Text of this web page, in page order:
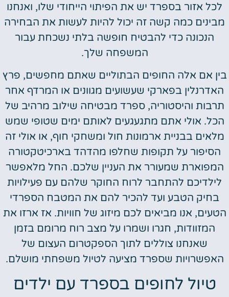
לכל אזור בספרד יש את הפיתוי הייחודי שלו, ואנחנו
כמה קשה זה יכול להיות לעשות את הבחירה
הנכונה כדי להבטיח חופשה בלתי נשכחת עבור
המשפחה שלך.
אם אלה החופים הבתוליים שאתם מחפשים, פרץ
בפארקי שעשועים מגוונים או המרדף אחר
והיסטוריה, ספרד מבטיחה שילוב מרהיב של
אולי אתם מתגעגעים לאותם ימים שטופי שמש
בבניית ארמונות חול ומשחקי חוף, או אולי זה
הסיפור על תקופות שחלפו מהדהד בארכיטקטורה
שמעורר את העניין שלכם. החל מלאפשר
לילדיכם להתחבר לרוח החוקר שלהם עם פעילויות
בחיק הטבע ועד להכיר להם את המטבח הספרדי
אנו מביאים לכם מיזוג של חוויות. אז ארזו את
המזוודות, חגרו ושמרו על מצב רוח מרומם בזמן
שאנחנו צוללים לתוך הספקטרום העצום של
שספרד מציעה לטיול משפחתי מושלם.
טיול לחופים בספרד עם ילדים